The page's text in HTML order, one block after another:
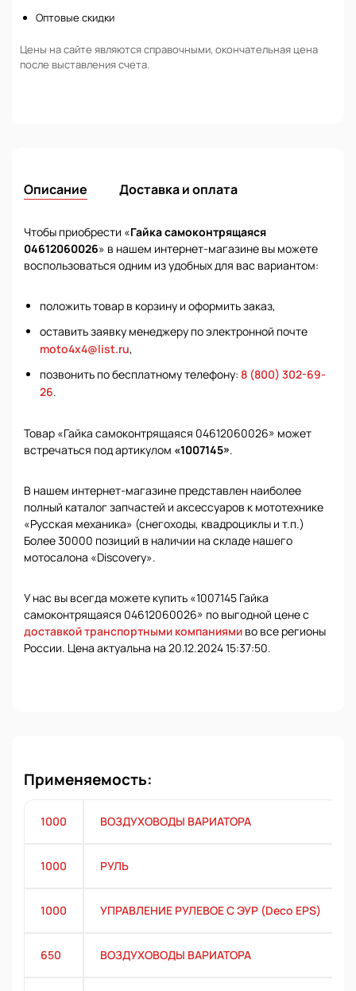
Оптовые скидки
Цены на сайте являются справочными, окончательная цена
после выставления счета.
Описание Доставка и оплата
Чтобы приобрести «Гайка самоконтрящаяся
04612060026» в нашем интернет-магазине вы можете
воспользоваться одним из удобных для вас вариантом:
положить товар в корзину и оформить заказ,
оставить заявку менеджеру по электронной почте
moto4x4@list.ru,
позвонить по бесплатному телефону: 8 (800) 302-69-
26.
Товар «Гайка самоконтрящаяся 04612060026» может
встречаться под артикулом «1007145».
В нашем интернет-магазине представлен наиболее
полный каталог запчастей и аксессуаров к мототехнике
«Русская механика» (снегоходы, квадроциклы и т.п.)
Более 30000 позиций в наличии на складе нашего
мотосалона «Discovery».
У нас вы всегда можете купить «1007145 Гайка
самоконтрящаяся 04612060026» по выгодной цене с
доставкой транспортными компаниями во все регионы
России. Цена актуальна на 20.12.2024 15:37:50.
Применяемость:
1000 ВОЗДУХОВОДЫ ВАРИАТОРА
1000 РУЛЬ
1000 УПРАВЛЕНИЕ РУЛЕВОЕ С ЭУР (Deco EPS)
650 ВОЗДУХОВОДЫ ВАРИАТОРА